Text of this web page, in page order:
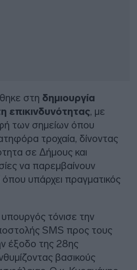
στη δημιουργία
επικινδυνότητας, με
των σημείων όπου
τροχαία, δίνοντας
σε Δήμους και
να παρεμβαίνουν
όπου υπάρχει πραγματικός
τόνισε την
SMS προς τους
έξοδο της 28ης
βασικούς